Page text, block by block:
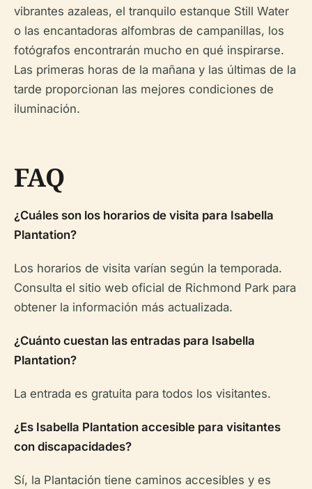
vibrantes azaleas, el tranquilo estanque Still Water
o las encantadoras alfombras de campanillas, los
fotógrafos encontrarán mucho en qué inspirarse.
Las primeras horas de la mañana y las últimas de la
tarde proporcionan las mejores condiciones de
iluminación.
FAQ
¿Cuáles son los horarios de visita para Isabella
Plantation?
Los horarios de visita varían según la temporada.
Consulta el sitio web oficial de Richmond Park para
obtener la información más actualizada.
¿Cuánto cuestan las entradas para Isabella
Plantation?
La entrada es gratuita para todos los visitantes.
¿Es Isabella Plantation accesible para visitantes
con discapacidades?
Sí, la Plantación tiene caminos accesibles y es